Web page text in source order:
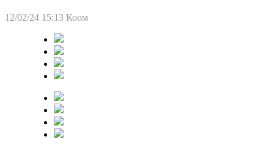
12/02/24 15:13 Коом